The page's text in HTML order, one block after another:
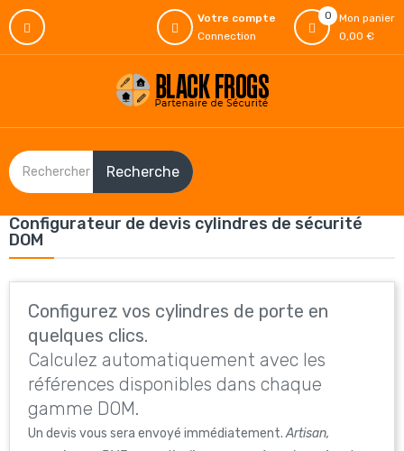
0
Mon panier
0,00 €
Votre compte
Connection
Recherche
Configurateur de devis cylindres de sécurité
DOM
Configurez vos cylindres de porte en
quelques clics.
Calculez automatiquement avec les
références disponibles dans chaque
gamme DOM.
Un devis vous sera envoyé immédiatement. Artisan,